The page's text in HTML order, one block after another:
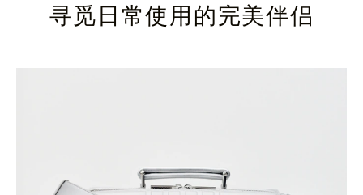
寻觅日常使用的完美伴侣